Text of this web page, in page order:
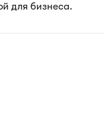
для бизнеса.